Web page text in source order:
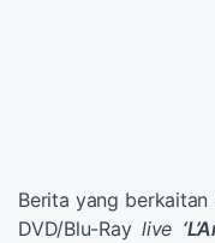
Berita yang berkaitan
DVD/Blu-Raylive